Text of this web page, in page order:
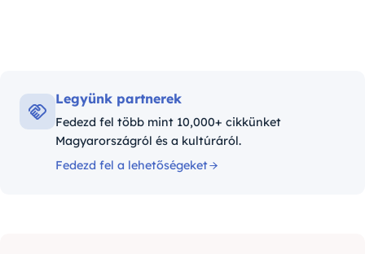
Legyünk partnerek
Fedezd fel több mint 10,000+ cikkünket
Magyarországról és a kultúráról.
Fedezd fel a lehetőségeket